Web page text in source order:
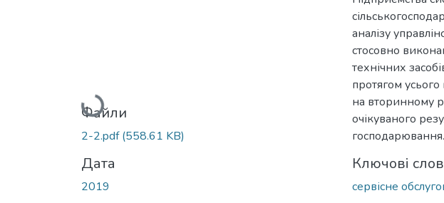
Вантажиться...
Файли
2-2.pdf(558.61 KB)
Дата
2019
аналізу
стосовно
технічних
протягом
на вторинному
очікуваного
господарювання.
Ключові
сервісне